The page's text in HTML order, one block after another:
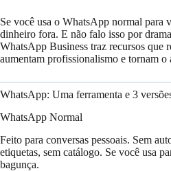
Se você usa o WhatsApp normal para
dinheiro fora. E não falo isso por
WhatsApp Business traz recursos que
aumentam profissionalismo e tornam
WhatsApp: Uma ferramenta e 3
WhatsApp Normal
Feito para conversas pessoais. Sem
etiquetas, sem catálogo. Se você usa
bagunça.